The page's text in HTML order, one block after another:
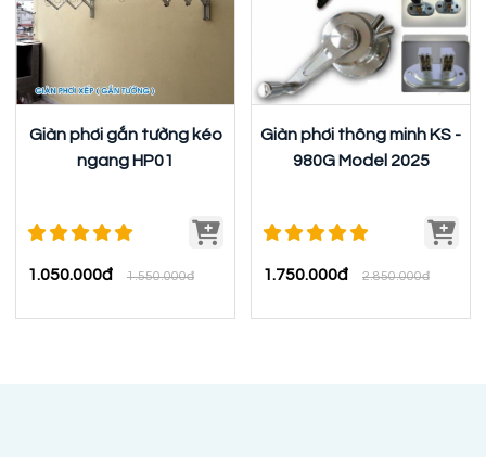
Giàn phơi gắn tường kéo
ngang HP01
1.050.000đ 1.550.000đ
Giàn phơi thông minh KS -
980G Model 2025
1.750.000đ 2.850.000đ